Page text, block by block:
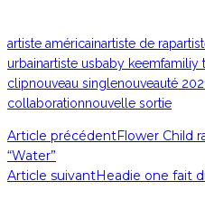
artiste américainartiste de rap
urbainartiste usbaby keemfamiliy
clipnouveau singlenouveauté
collaborationnouvelle sortie
Article précédentFlower Child
“Water”
Article suivantHeadie one fait